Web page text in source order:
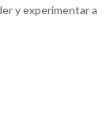
y experimentar a